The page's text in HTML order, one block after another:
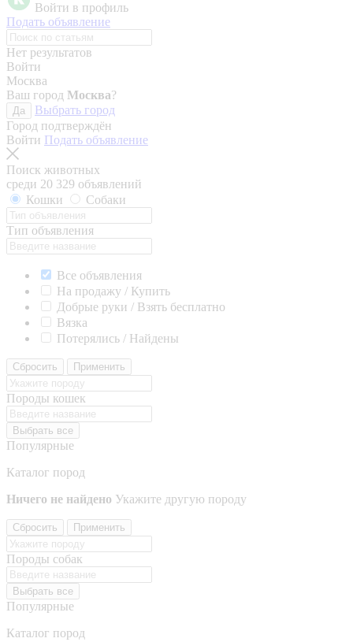
Войти в профиль
Подать объявление
Нет результатов
Войти
Москва
Ваш город Москва?
Да
Выбрать город
Город подтверждён
Войти Подать объявление
Поиск животных
среди 20 329 объявлений
Кошки
Собаки
Тип объявления
Все объявления
На продажу / Купить
Добрые руки / Взять бесплатно
Вязка
Потерялись / Найдены
Сбросить Применить
Породы кошек
Выбрать все
Популярные
Каталог пород
Ничего не найдено Укажите другую породу
Сбросить Применить
Породы собак
Выбрать все
Популярные
Каталог пород